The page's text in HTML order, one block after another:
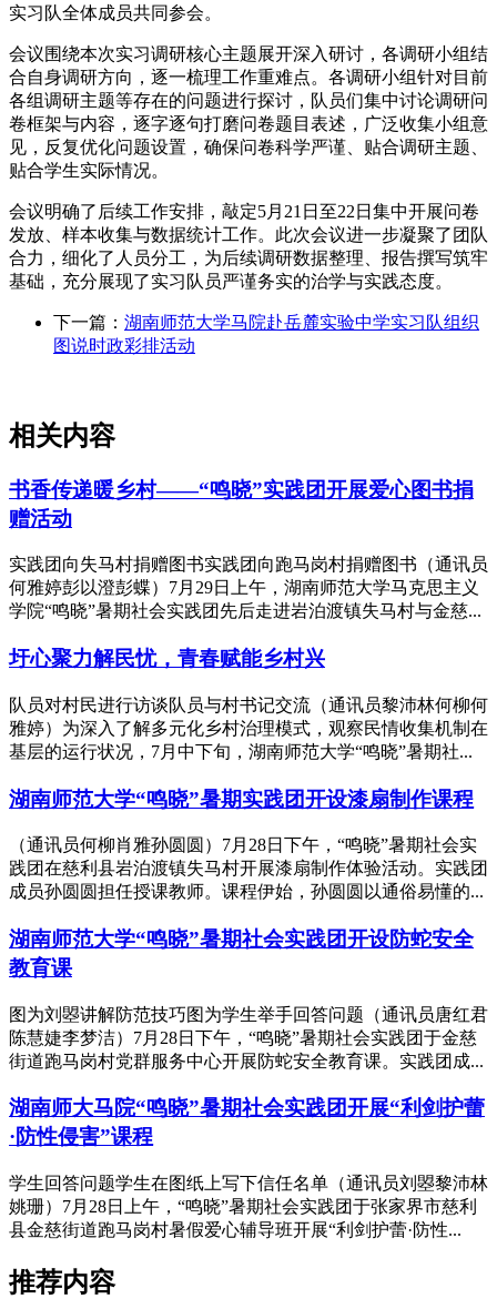
实习队全体成员共同参会。
会议围绕本次实习调研核心主题展开深入研讨，各调研小组结
合自身调研方向，逐一梳理工作重难点。各调研小组针对目前
各组调研主题等存在的问题进行探讨，队员们集中讨论调研问
卷框架与内容，逐字逐句打磨问卷题目表述，广泛收集小组意
见，反复优化问题设置，确保问卷科学严谨、贴合调研主题、
贴合学生实际情况。
会议明确了后续工作安排，敲定5月21日至22日集中开展问卷
发放、样本收集与数据统计工作。此次会议进一步凝聚了团队
合力，细化了人员分工，为后续调研数据整理、报告撰写筑牢
基础，充分展现了实习队员严谨务实的治学与实践态度。
下一篇： 湖南师范大学马院赴岳麓实验中学实习队组织
图说时政彩排活动
相关内容
书香传递暖乡村——“鸣晓”实践团开展爱心图书捐
赠活动
实践团向失马村捐赠图书实践团向跑马岗村捐赠图书（通讯员
何雅婷彭以澄彭蝶）7月29日上午，湖南师范大学马克思主义
学院“鸣晓”暑期社会实践团先后走进岩泊渡镇失马村与金慈...
圩心聚力解民忧，青春赋能乡村兴
队员对村民进行访谈队员与村书记交流（通讯员黎沛林何柳何
雅婷）为深入了解多元化乡村治理模式，观察民情收集机制在
基层的运行状况，7月中下旬，湖南师范大学“鸣晓”暑期社...
湖南师范大学“鸣晓”暑期实践团开设漆扇制作课程
（通讯员何柳肖雅孙圆圆）7月28日下午，“鸣晓”暑期社会实
践团在慈利县岩泊渡镇失马村开展漆扇制作体验活动。实践团
成员孙圆圆担任授课教师。课程伊始，孙圆圆以通俗易懂的...
湖南师范大学“鸣晓”暑期社会实践团开设防蛇安全
教育课
图为刘曌讲解防范技巧图为学生举手回答问题（通讯员唐红君
陈慧婕李梦洁）7月28日下午，“鸣晓”暑期社会实践团于金慈
街道跑马岗村党群服务中心开展防蛇安全教育课。实践团成...
湖南师大马院“鸣晓”暑期社会实践团开展“利剑护蕾
·防性侵害”课程
学生回答问题学生在图纸上写下信任名单（通讯员刘曌黎沛林
姚珊）7月28日上午，“鸣晓”暑期社会实践团于张家界市慈利
县金慈街道跑马岗村暑假爱心辅导班开展“利剑护蕾·防性...
推荐内容